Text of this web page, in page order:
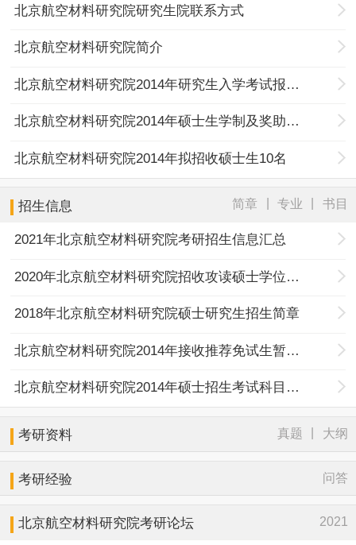
北京航空材料研究院研究生院联系方式
北京航空材料研究院简介
北京航空材料研究院2014年研究生入学考试报考公告
北京航空材料研究院2014年硕士生学制及奖助体系
北京航空材料研究院2014年拟招收硕士生10名
招生信息 简章 专业 书目
2021年北京航空材料研究院考研招生信息汇总
2020年北京航空材料研究院招收攻读硕士学位研究生考生报考公告
2018年北京航空材料研究院硕士研究生招生简章
北京航空材料研究院2014年接收推荐免试生暂行办法
北京航空材料研究院2014年硕士招生考试科目及参考书
考研资料 真题 大纲
考研经验 问答
北京航空材料研究院考研论坛 2021